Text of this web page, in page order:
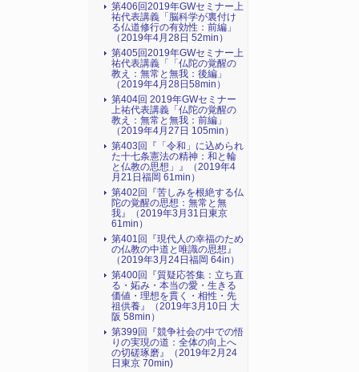
第406回2019年GWセミナー上
祐代表講義「脳科学が裏付け
る仏道修行の有効性：前編」
（2019年4月28日 52min）
第405回2019年GWセミナー上
祐代表講義「「仏陀の覚醒の
教え：無常と無我：後編」
（2019年4月28日58min）
第404回 2019年GWセミナー
上祐代表講義「仏陀の覚醒の
教え：無常と無我：前編」
（2019年4月27日 105min）
第403回『「令和」に込められ
た十七条憲法の精神：和と輪
と仏教の思想」』（2019年4
月21日福岡 61min）
第402回『苦しみを根絶する仏
陀の覚醒の思想：無常と無
我』（2019年3月31日東京
61min）
第401回『現代人の幸福のため
の仏教の中道と唯識の思想』
（2019年3月24日福岡 64in）
第400回『質疑応答集：立ち直
る・妬み・本当の愛・生きる
価値・理想を貫く・相性・先
祖供養』（2019年3月10日 大
阪 58min）
第399回『競争社会の中での悟
りの実現の道：全体の向上へ
の切磋琢磨』（2019年2月24
日東京 70min)